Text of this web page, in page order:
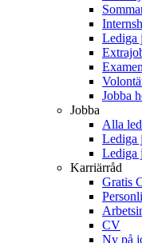
Lediga
Jobba
Jobba
Alla
Lediga
Lediga
Karriärråd
Gratis
CV
Ny på